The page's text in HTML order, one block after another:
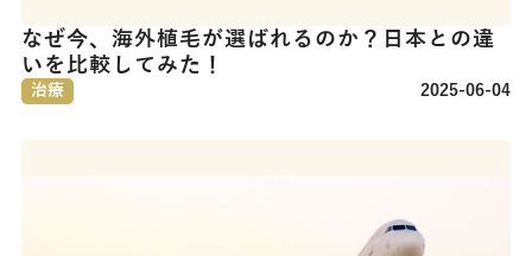
なぜ今、海外植毛が選ばれるのか？日本との違
いを比較してみた！
治療 2025-06-04